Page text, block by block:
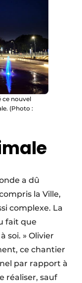
ce nouvel
(Photo :
a dû
la Ville,
complexe. La
fait que
soi. » Olivier
ce chantier
par rapport à
réaliser, sauf